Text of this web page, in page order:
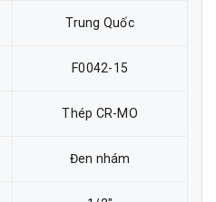
Trung Quốc
F0042-15
Thép CR-MO
Đen nhám